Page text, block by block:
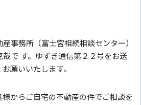
事務所（富士宮相続相談センター）
で す。ゆずき通信第２２号をお送
願いいたします。
からご自宅の不動産の件でご相談を